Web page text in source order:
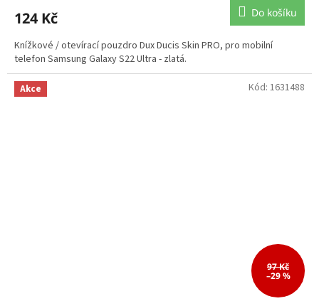
124 Kč Do košíku
Knížkové / otevírací pouzdro Dux Ducis Skin PRO, pro mobilní
telefon Samsung Galaxy S22 Ultra - zlatá.
Akce
97 Kč
–29 %
Kód: 1631488